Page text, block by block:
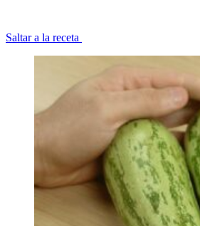
Saltar a la receta